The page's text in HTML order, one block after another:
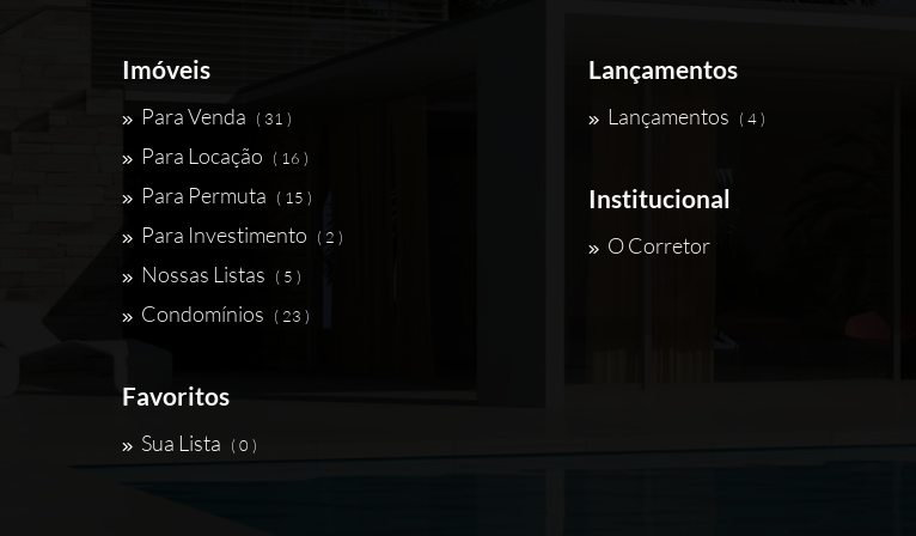
Imóveis
Para Venda ( 31 )
Para Locação ( 16 )
Para Permuta ( 15 )
Para Investimento ( 2 )
Nossas Listas ( 5 )
Condomínios ( 23 )
Favoritos
Sua Lista ( 0 )
Lançamentos
Lançamentos ( 4 )
Institucional
O Corretor